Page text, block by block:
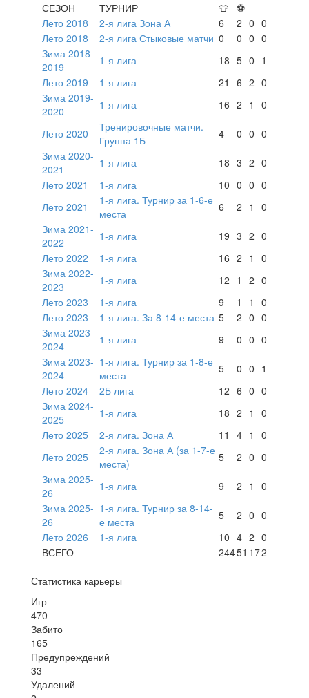
СЕЗОН
ТУРНИР 👕 ⚽
Лето 2018
2-я лига Зона А 6 2 0 0
Лето 2018
2-я лига Стыковые матчи 0 0 0 0
Зима 2018-
2019
1-я лига 18 5 0 1
Лето 2019
1-я лига 21 6 2 0
Зима 2019-
2020
1-я лига 16 2 1 0
Лето 2020
Тренировочные матчи.
Группа 1Б
4 0 0 0
Зима 2020-
2021
1-я лига 18 3 2 0
Лето 2021
1-я лига 10 0 0 0
Лето 2021
1-я лига. Турнир за 1-6-е
места
6 2 1
0
Зима 2021-
2022
1-я лига 19 3 2 0
Лето 2022
1-я лига 16 2 1
0
Зима 2022-
2023
1-я лига 12 1 2 0
Лето 2023
1-я лига 9 1 1
0
Лето 2023
1-я лига. За 8-14-е места 5 2 0 0
Зима 2023-
2024
1-я лига 9 0 0 0
Зима 2023-
2024
1-я лига. Турнир за 1-8-е
места
5 0 0 1
Лето 2024
2Б лига 12 6 0 0
Зима 2024-
2025
1-я лига 18 2 1
0
Лето 2025
2-я лига. Зона А 11 4 1
0
Лето 2025
2-я лига. Зона А (за 1-7-е
места)
5 2 0 0
Зима 2025-
26
1-я лига 9 2 1
0
Зима 2025-
26
1-я лига. Турнир за 8-14-
е места
5 2 0 0
Лето 2026
1-я лига 10 4 2 0
ВСЕГО
24451 172
Статистика карьеры
Игр
470
Забито
165
Предупреждений
33
Удалений